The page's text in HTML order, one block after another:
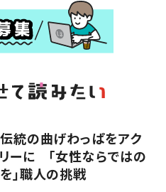
統の曲げわっぱをアク
ーに 「女性ならではの
」職人の挑戦